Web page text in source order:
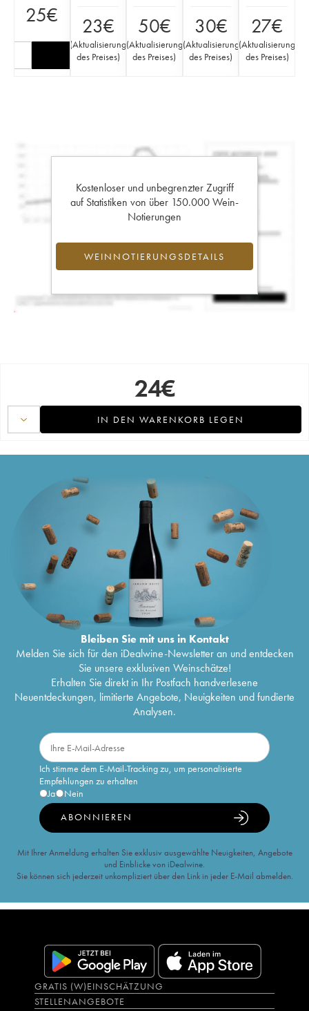
25€ 23€
(Aktualisierung
des Preises)
50€
(Aktualisierung
des Preises)
30€
(Aktualisierung
des Preises)
27€
(Aktualisierung
des Preises)
Kostenloser und unbegrenzter Zugriff
auf Statistiken von über 150.000 Wein-
Notierungen
WEINNOTIERUNGSDETAILS
24€
IN DEN WARENKORB LEGEN
Bleiben Sie mit uns in Kontakt
Melden Sie sich für den iDealwine-Newsletter an und entdecken
Sie unsere exklusiven Weinschätze!
Erhalten Sie direkt in Ihr Postfach handverlesene
Neuentdeckungen, limitierte Angebote, Neuigkeiten und fundierte
Analysen.
Ich stimme dem E-Mail-Tracking zu, um personalisierte
Empfehlungen zu erhalten
Ja
Nein
ABONNIEREN
Mit Ihrer Anmeldung erhalten Sie exklusiv ausgewählte Neuigkeiten, Angebote
und Einblicke von iDealwine.
Sie können sich jederzeit unkompliziert über den Link in jeder E-Mail abmelden.
GRATIS (W)EINSCHÄTZUNG
STELLENANGEBOTE